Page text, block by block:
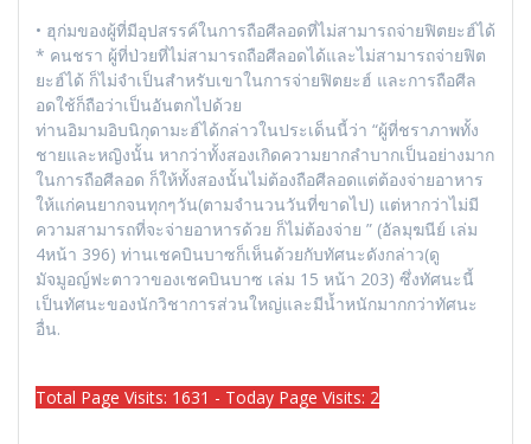
• ฮุก่มของผู้ที่มีอุปสรรค์ในการถือศีลอดที่ไม่สามารถจ่ายฟิตยะฮ์ได้
* คนชรา ผู้ที่ป่วยที่ไม่สามารถถือศีลอดได้และไม่สามารถจ่ายฟิต
ยะฮ์ได้ ก็ไม่จำเป็นสำหรับเขาในการจ่ายฟิตยะฮ์ และการถือศีล
อดใช้ก็ถือว่าเป็นอันตกไปด้วย
ท่านอิมามอิบนิกุดามะฮ์ได้กล่าวในประเด็นนี้ว่า “ผู้ที่ชราภาพทั้ง
ชายและหญิงนั้น หากว่าทั้งสองเกิดความยากลำบากเป็นอย่างมาก
ในการถือศีลอด ก็ให้ทั้งสองนั้นไม่ต้องถือศีลอดแต่ต้องจ่ายอาหาร
ให้แก่คนยากจนทุกๆวัน(ตามจำนวนวันที่ขาดไป) แต่หากว่าไม่มี
ความสามารถที่จะจ่ายอาหารด้วย ก็ไม่ต้องจ่าย ” (อัลมุฆนีย์ เล่ม
4หน้า 396) ท่านเชคบินบาซก็เห็นด้วยกับทัศนะดังกล่าว(ดู
มัจมูอญ์ฟะตาวาของเชคบินบาซ เล่ม 15 หน้า 203) ซึ่งทัศนะนี้
เป็นทัศนะของนักวิชาการส่วนใหญ่และมีน้ำหนักมากกว่าทัศนะ
อื่น.
Total Page Visits: 1631 - Today Page Visits: 2